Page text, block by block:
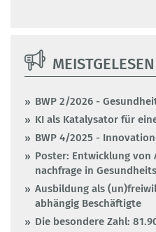
MEISTGELESEN
BWP 2/2026 -
KI als Katalysator für
BWP 4/2025 -
Poster: Entwicklung
nachfrage in
Ausbildung als
abhängig Beschäftigte
Die besondere Zahl: